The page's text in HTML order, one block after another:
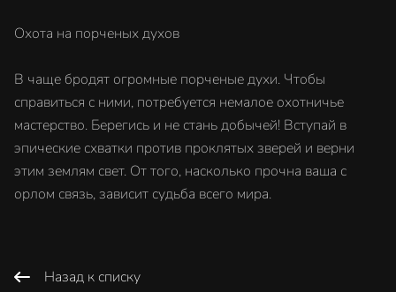
Охота на порченых духов
В чаще бродят огромные порченые духи. Чтобы
справиться с ними, потребуется немалое охотничье
мастерство. Берегись и не стань добычей! Вступай в
эпические схватки против проклятых зверей и верни
этим землям свет. От того, насколько прочна ваша с
орлом связь, зависит судьба всего мира.
Назад к списку